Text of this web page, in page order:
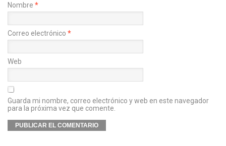
Nombre *
Correo electrónico *
Web
Guarda mi nombre, correo electrónico y web en este navegador
para la próxima vez que comente.